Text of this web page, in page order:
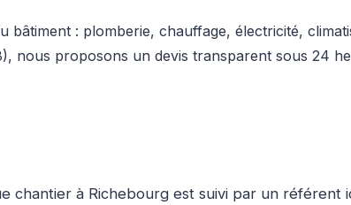
: plomberie, chauffage, électricité,
nous proposons un devis transparent sous 24
chantier à Richebourg est suivi par un